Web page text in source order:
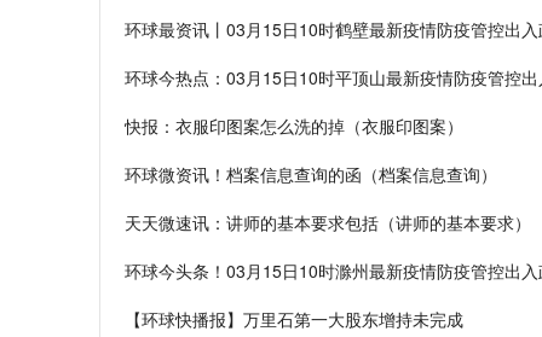
环球最资讯丨03月15日10时鹤壁最新疫情防疫管控出
环球今热点：03月15日10时平顶山最新疫情防疫管控
快报：衣服印图案怎么洗的掉（衣服印图案）
环球微资讯！档案信息查询的函（档案信息查询）
天天微速讯：讲师的基本要求包括（讲师的基本要求）
环球今头条！03月15日10时滁州最新疫情防疫管控出
【环球快播报】万里石第一大股东增持未完成